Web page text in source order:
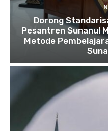
Dorong
Pesantren Sunanul
Metode